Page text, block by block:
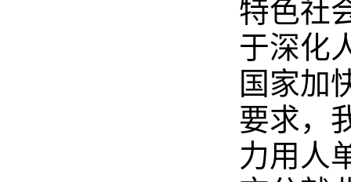
特色社
于深化
国家加
要求，
力用人